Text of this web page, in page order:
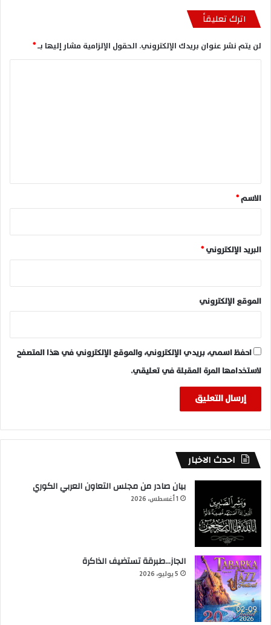
اترك تعليقاً
لن يتم نشر عنوان بريدك الإلكتروني. الحقول الإلزامية مشار إليها بـ*
*
الاسم*
البريد الإلكتروني*
الموقع الإلكتروني
احفظ اسمي، بريدي الإلكتروني، والموقع الإلكتروني في هذا المتصفح
لاستخدامها المرة المقبلة في تعليقي.
احدث الاخبار
بيان صادر من مجلس التعاون العربي الكوري
1 أغسطس، 2026
الجاز…طبرقة تستضيف الذاكرة
5 يوليو، 2026